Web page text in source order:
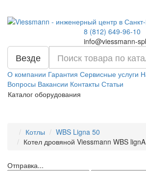
8 (812) 649-96-10
info@viessmann-
Везде
О компании Гарантия Сервисные услуги
Вопросы Вакансии Контакты Статьи
Каталог оборудования
Котлы
WBS Ligna 50
Котел дровяной Viessmann WBS
Отправка...